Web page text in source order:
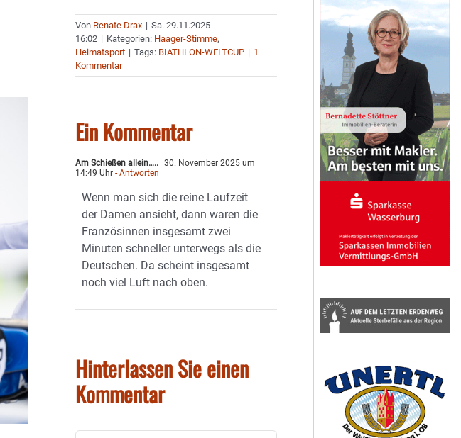
Von Renate Drax | Sa. 29.11.2025 -
16:02 | Kategorien: Haager-Stimme,
Heimatsport | Tags: BIATHLON-WELTCUP | 1
Kommentar
Ein Kommentar
Am Schießen allein….. 30. November 2025 um
14:49 Uhr - Antworten
Wenn man sich die reine Laufzeit
der Damen ansieht, dann waren die
Französinnen insgesamt zwei
Minuten schneller unterwegs als die
Deutschen. Da scheint insgesamt
noch viel Luft nach oben.
Hinterlassen Sie einen
Kommentar